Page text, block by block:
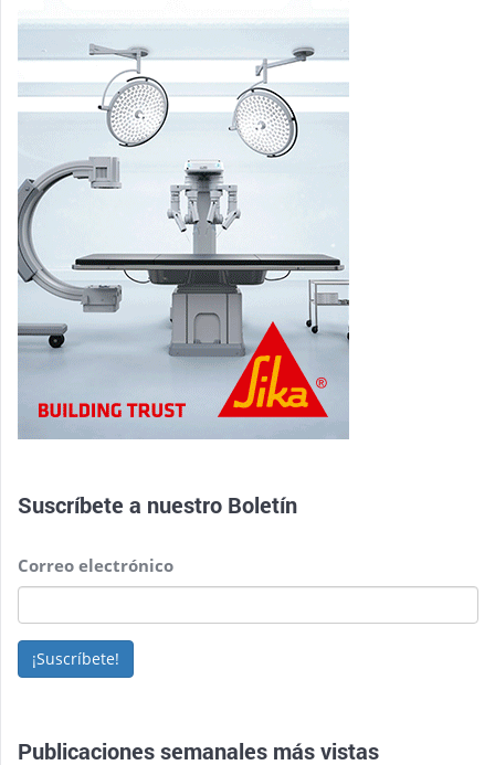
Suscríbete a nuestro Boletín
Correo electrónico
¡Suscríbete!
Publicaciones semanales más vistas